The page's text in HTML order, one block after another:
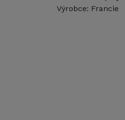
Výrobce: Francie